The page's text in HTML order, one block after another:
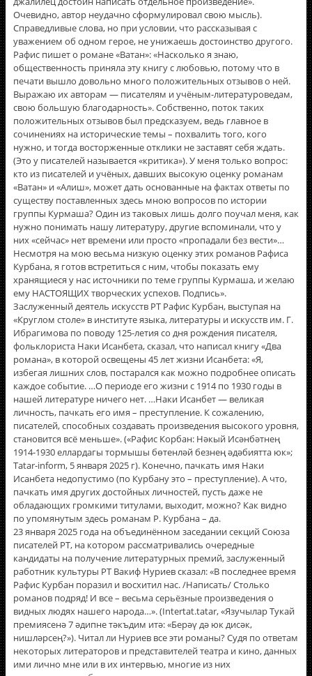
Очевидно, автор неудачно сформулировал свою мысль).
Справедливые слова, но при условии, что рассказывая с
уважением об одном герое, не унижаешь достоинство другого.
Рафис пишет о романе «Ватан»: «Насколько я знаю,
общественность приняла эту книгу с любовью, потому что в
печати вышло довольно много положительных отзывов о ней.
Выражаю их авторам — писателям и учёным-литературоведам,
свою большую благодарность». Собственно, поток таких
положительных отзывов был предсказуем, ведь главное в
сочинениях на исторические темы – похвалить того, кого
нужно, и тогда восторженные отклики не заставят себя ждать.
(Это у писателей называется «критика»). У меня только вопрос:
кто из писателей и учёных, давших высокую оценку романам
«Ватан» и «Алиш», может дать основанные на фактах ответы по
существу поставленных здесь мною вопросов по истории
группы Курмаша? Один из таковых лишь долго поучал меня, как
нужно понимать нашу литературу, другие вспоминали, что у
них «сейчас» нет времени или просто «пропадали без вести»…
Несмотря на мою весьма низкую оценку этих романов Рафиса
Курбана, я готов встретиться с ним, чтобы показать ему
хранящиеся у нас источники по теме группы Курмаша, и желаю
ему НАСТОЯЩИХ творческих успехов. Подпись».
Заслуженный деятель искусств РТ Рафис Курбан, выступая на
«Круглом столе» в институте языка, литературы и искусств им. Г.
Ибрагимова по поводу 125-летия со дня рождения писателя,
фольклориста Наки Исанбета, сказал, что написал книгу «Два
романа», в которой освещены 45 лет жизни Исанбета: «Я,
избегая лишних слов, постарался как можно подробнее описать
каждое событие. …О периоде его жизни с 1914 по 1930 годы в
нашей литературе ничего нет. …Наки Исанбет — великая
личность, пачкать его имя – преступление. К сожалению,
писателей, способных создавать произведения высокого уровня,
становится всё меньше». («Рафис Корбан: Нәкый Исәнбәтнең
1914-1930 еллардагы тормышы бөтенләй безнең әдәбиятта юк»;
Tatar-inform, 5 января 2025 г). Конечно, пачкать имя Наки
Исанбета недопустимо (по Курбану это – преступление). А что,
пачкать имя других достойных личностей, пусть даже не
обладающих громкими титулами, выходит, можно? Как видно
по упомянутым здесь романам Р. Курбана – да.
23 января 2025 года на объединённом заседании секций Союза
писателей РТ, на котором рассматривались очередные
кандидаты на получение литературных премий, заслуженный
работник культуры РТ Вакиф Нуриев сказал: «В последнее время
Рафис Курбан поразил и восхитил нас. /Написать/ Столько
романов подряд! И все – весьма серьёзные произведения о
видных людях нашего народа…». (Intertat.tatar, «Язучылар Тукай
премиясенә 7 әдипне тәкъдим итә: «Берәү дә юк дисәк,
нишләрсең?»). Читал ли Нуриев все эти романы? Судя по ответам
некоторых литераторов и представителей театра и кино, данных
ими лично мне или в их интервью, многие из них